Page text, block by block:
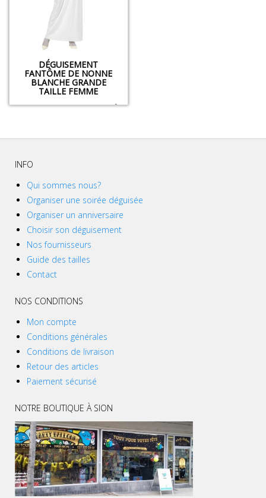
DÉGUISEMENT
FANTÔME DE NONNE
BLANCHE GRANDE
TAILLE FEMME
INFO
Qui sommes nous?
Organiser une soirée déguisée
Organiser un anniversaire
Choisir son déguisement
Nos fournisseurs
Guide des tailles
Contact
NOS CONDITIONS
Mon compte
Conditions générales
Conditions de livraison
Retour des articles
Paiement sécurisé
NOTRE BOUTIQUE À SION